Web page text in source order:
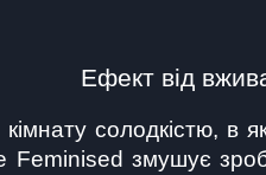
Ефект від
солодкістю, в
Feminised змушує